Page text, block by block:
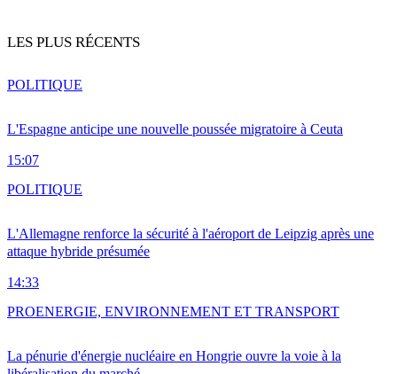
LES PLUS RÉCENTS
L'Espagne anticipe une nouvelle poussée migratoire à Ceuta
15:07
POLITIQUE
L'Allemagne renforce la sécurité à l'aéroport de Leipzig après une
attaque hybride présumée
14:33
POLITIQUE
La pénurie d'énergie nucléaire en Hongrie ouvre la voie à la
PROENERGIE, ENVIRONNEMENT ET TRANSPORT